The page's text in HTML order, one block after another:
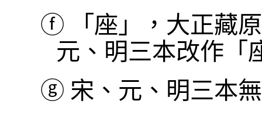
ⓕ
「座」，大正藏
元、明三本改作「
ⓖ 宋、元、明三本